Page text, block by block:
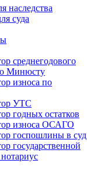
наследства
суда
среднегодового
Минюсту
износа по
УТС
годных остатков
износа ОСАГО
госпошлины в суд
государственной